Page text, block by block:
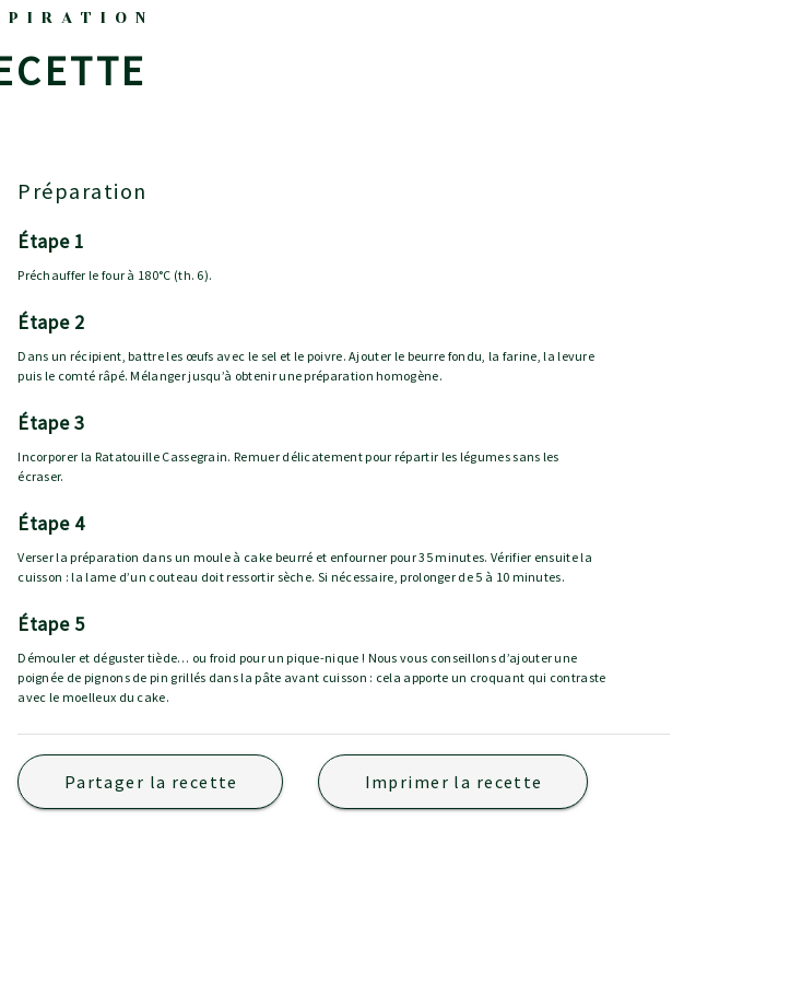
Préparation
étape 1
Préchauffer le four à 180°C (th. 6).
étape 2
Dans un récipient, battre les œufs avec le sel et le poivre. Ajouter le beurre fondu, la farine, la levure
puis le comté râpé. Mélanger jusqu’à obtenir une préparation homogène.
étape 3
Incorporer la Ratatouille Cassegrain. Remuer délicatement pour répartir les légumes sans les
écraser.
étape 4
Verser la préparation dans un moule à cake beurré et enfourner pour 35 minutes. Vérifier ensuite la
cuisson : la lame d’un couteau doit ressortir sèche. Si nécessaire, prolonger de 5 à 10 minutes.
étape 5
Démouler et déguster tiède… ou froid pour un pique-nique ! Nous vous conseillons d’ajouter une
poignée de pignons de pin grillés dans la pâte avant cuisson : cela apporte un croquant qui contraste
avec le moelleux du cake.
Partager la recette Imprimer la recette